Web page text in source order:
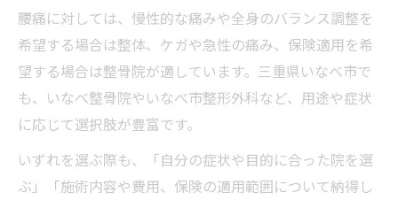
腰痛に対しては、慢性的な痛みや全身のバランス調整を
希望する場合は整体、ケガや急性の痛み、保険適用を希
望する場合は整骨院が適しています。三重県いなべ市で
も、いなべ整骨院やいなべ市整形外科など、用途や症状
に応じて選択肢が豊富です。
いずれを選ぶ際も、「自分の症状や目的に合った院を選
ぶ」「施術内容や費用、保険の適用範囲について納得し